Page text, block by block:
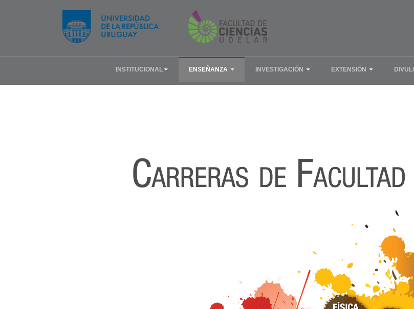
INSTITUCIONAL ENSEÑANZA INVESTIGACIÓN EXTENSIÓN